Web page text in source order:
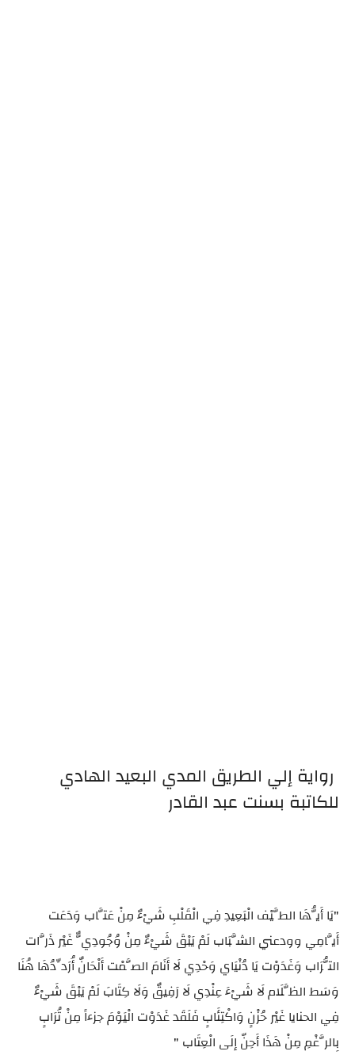
رواية إلي الطريق المدي البعيد الهادي
للكاتبة بسنت عبد القادر
"يَا أَيُّهَا الطَّيْف الْبَعِيدِ فِي الْقَلْبِ شَيْءٌ مِنْ عَتَّاب وَدَعَت
أَيَّامِي وودعني الشَّبَاب لَمْ يَبْقَ شَيْءٌ مِنْ وُجُودِيٌّ غَيْر ذَرَّات
التُّرَاب وَغَدَوْت يَا دُنْيَاي وَحْدِي لَا أَنَامَ الصَّمْت أَلْحَانٌ أُرَدِّدُهَا هُنَا
وَسَط الظَّلَام لَا شَيْءَ عِنْدِي لَا رَفِيقٌ وَلَا كِتَابَ لَمْ يَبْقَ شَيْءٌ
فِي الحنايا غَيْر حُزْنٍ وَاكْتِئَابٍ فَلَقَد غَدَوْت الْيَوْمَ جزءاً مِنْ تُرَابٍ
بِالرَّغْمِ مِنْ هَذَا أَحِنّ إلَى الْعِتَاب "